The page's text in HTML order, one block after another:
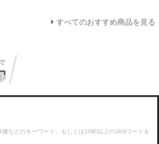
すべてのおすすめ商品を見る
などのキーワード、もしくは10桁以上のJANコードを